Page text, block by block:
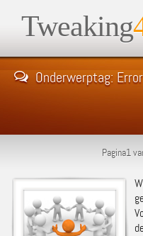
Tweaking
Onderwerptag:
Pagina1